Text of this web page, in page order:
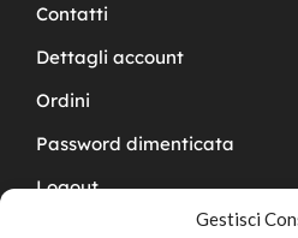
Gestisci
Contatti
Dettagli account
Ordini
Password dimenticata
Logout